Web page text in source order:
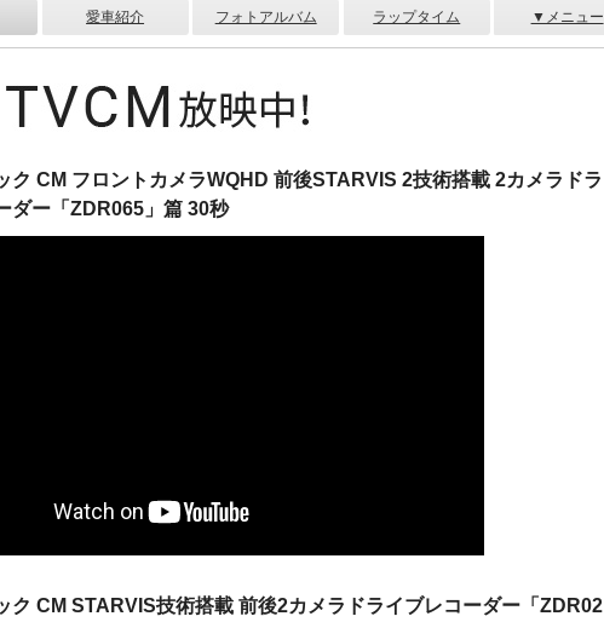
愛車紹介 フォトアルバム ラップタイム ▼メニュー
ク CM フロントカメラWQHD 前後STARVIS 2技術搭載 2カメラドラ
ダー「ZDR065」篇 30秒
ク CM STARVIS技術搭載 前後2カメラドライブレコーダー「ZDR02